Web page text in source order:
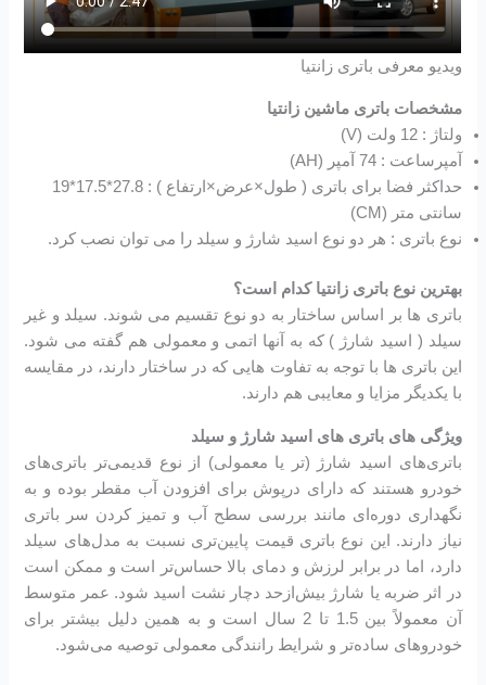
ویدیو معرفی باتری زانتیا
مشخصات باتری ماشین زانتیا
ولتاژ : 12 ولت (V)
آمپرساعت : 74 آمپر (AH)
سانتی متر (CM)
نوع باتری : هر دو نوع اسید شارژ و سیلد را می توان نصب کرد.
بهترین نوع باتری زانتیا کدام است؟
باتری ها بر اساس ساختار به دو نوع تقسیم می شوند. سیلد و غیر
سیلد ( اسید شارژ ) که به آنها اتمی و معمولی هم گفته می شود.
این باتری ها با توجه به تفاوت هایی که در ساختار دارند، در مقایسه
با یکدیگر مزایا و معایبی هم دارند.
ویژگی های باتری های اسید شارژ و سیلد
باتری‌های اسید شارژ (تر یا معمولی) از نوع قدیمی‌تر باتری‌های
خودرو هستند که دارای درپوش برای افزودن آب مقطر بوده و به
نگهداری دوره‌ای مانند بررسی سطح آب و تمیز کردن سر باتری
نیاز دارند. این نوع باتری قیمت پایین‌تری نسبت به مدل‌های سیلد
دارد، اما در برابر لرزش و دمای بالا حساس‌تر است و ممکن است
در اثر ضربه یا شارژ بیش‌ازحد دچار نشت اسید شود. عمر متوسط
آن معمولاً بین 1.5 تا 2 سال است و به همین دلیل بیشتر برای
خودروهای ساده‌تر و شرایط رانندگی معمولی توصیه می‌شود.